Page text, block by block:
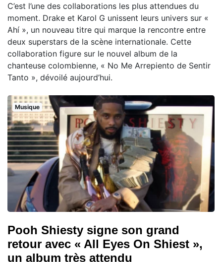
C’est l’une des collaborations les plus attendues du
moment. Drake et Karol G unissent leurs univers sur «
Ahí », un nouveau titre qui marque la rencontre entre
deux superstars de la scène internationale. Cette
collaboration figure sur le nouvel album de la
chanteuse colombienne, « No Me Arrepiento de Sentir
Tanto », dévoilé aujourd’hui.
Musique
Pooh Shiesty signe son grand
retour avec « All Eyes On Shiest »,
un album très attendu